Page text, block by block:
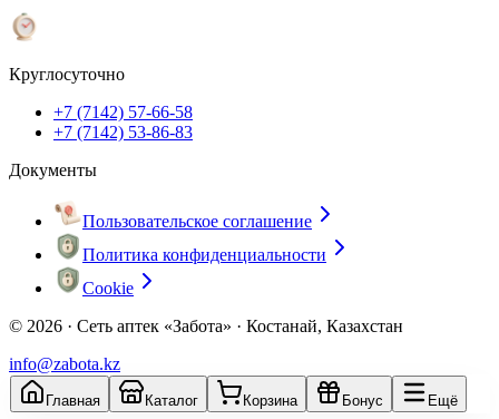
Круглосуточно
+7 (7142) 57-66-58
+7 (7142) 53-86-83
Документы
Пользовательское соглашение
Политика конфиденциальности
Cookie
© 2026 · Сеть аптек «Забота» · Костанай, Казахстан
info@zabota.kz
Главная Каталог Корзина Бонус Ещё